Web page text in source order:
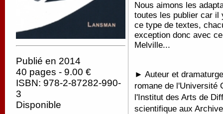
Publié en 2014
40 pages - 9.00 €
ISBN: 978-2-87282-990-
3
Disponible
Nous aimons les
toutes les publier car il
ce type de textes,
exception donc avec
Melville...
► Auteur et
romane de l'Université
l'Institut des Arts de
scientifique aux